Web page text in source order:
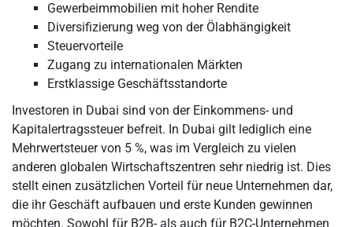
Gewerbeimmobilien mit hoher Rendite
Diversifizierung weg von der Ölabhängigkeit
Steuervorteile
Zugang zu internationalen Märkten
Erstklassige Geschäftsstandorte
Investoren in Dubai sind von der Einkommens- und
Kapitalertragssteuer befreit. In Dubai gilt lediglich eine
Mehrwertsteuer von 5 %, was im Vergleich zu vielen
anderen globalen Wirtschaftszentren sehr niedrig ist. Dies
stellt einen zusätzlichen Vorteil für neue Unternehmen dar,
die ihr Geschäft aufbauen und erste Kunden gewinnen
möchten. Sowohl für B2B- als auch für B2C-Unternehmen